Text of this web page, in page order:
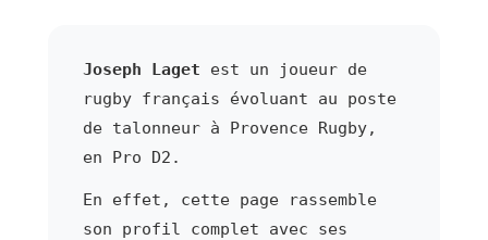
Joseph Laget est un joueur de
rugby français évoluant au poste
de talonneur à Provence Rugby,
en Pro D2.
En effet, cette page rassemble
son profil complet avec ses